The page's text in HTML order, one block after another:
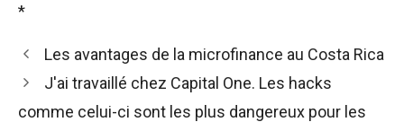
*
Les avantages de la microfinance au Costa Rica
J'ai travaillé chez Capital One. Les hacks
comme celui-ci sont les plus dangereux pour les